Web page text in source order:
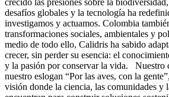
crecido las presiones sobre la
desafíos globales y la tecnología ha
investigamos y actuamos. Colombia
transformaciones sociales, ambientales y
medio de todo ello, Calidris ha sabido
crecer, sin perder su esencia: el
y la pasión por conservar la vida. Nuestro
nuestro eslogan “Por las aves, con la
visión donde la ciencia, las comunidades y